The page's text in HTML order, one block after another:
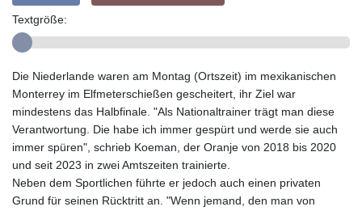
Textgröße:
Die Niederlande waren am Montag (Ortszeit) im mexikanischen
Monterrey im Elfmeterschießen gescheitert, ihr Ziel war
mindestens das Halbfinale. "Als Nationaltrainer trägt man diese
Verantwortung. Die habe ich immer gespürt und werde sie auch
immer spüren", schrieb Koeman, der Oranje von 2018 bis 2020
und seit 2023 in zwei Amtszeiten trainierte.
Neben dem Sportlichen führte er jedoch auch einen privaten
Grund für seinen Rücktritt an. "Wenn jemand, den man von